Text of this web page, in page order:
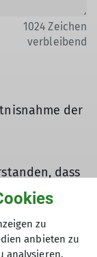
1024 Zeichen
verbleibend
der
dass
zum Zweck
und
dass ich
zu
anbieten zu
analysieren.